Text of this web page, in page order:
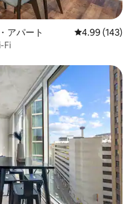
アパート レビュー143
4.99 (143)
Fi